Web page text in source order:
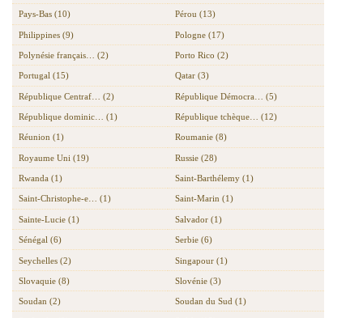
Pays-Bas (10) Pérou (13)
Philippines (9) Pologne (17)
Polynésie français… (2) Porto Rico (2)
Portugal (15) Qatar (3)
République Centraf… (2) République Démocra… (5)
République dominic… (1) République tchèque… (12)
Réunion (1) Roumanie (8)
Royaume Uni (19) Russie (28)
Rwanda (1) Saint-Barthélemy (1)
Saint-Christophe-e… (1) Saint-Marin (1)
Sainte-Lucie (1) Salvador (1)
Sénégal (6) Serbie (6)
Seychelles (2) Singapour (1)
Slovaquie (8) Slovénie (3)
Soudan (2) Soudan du Sud (1)